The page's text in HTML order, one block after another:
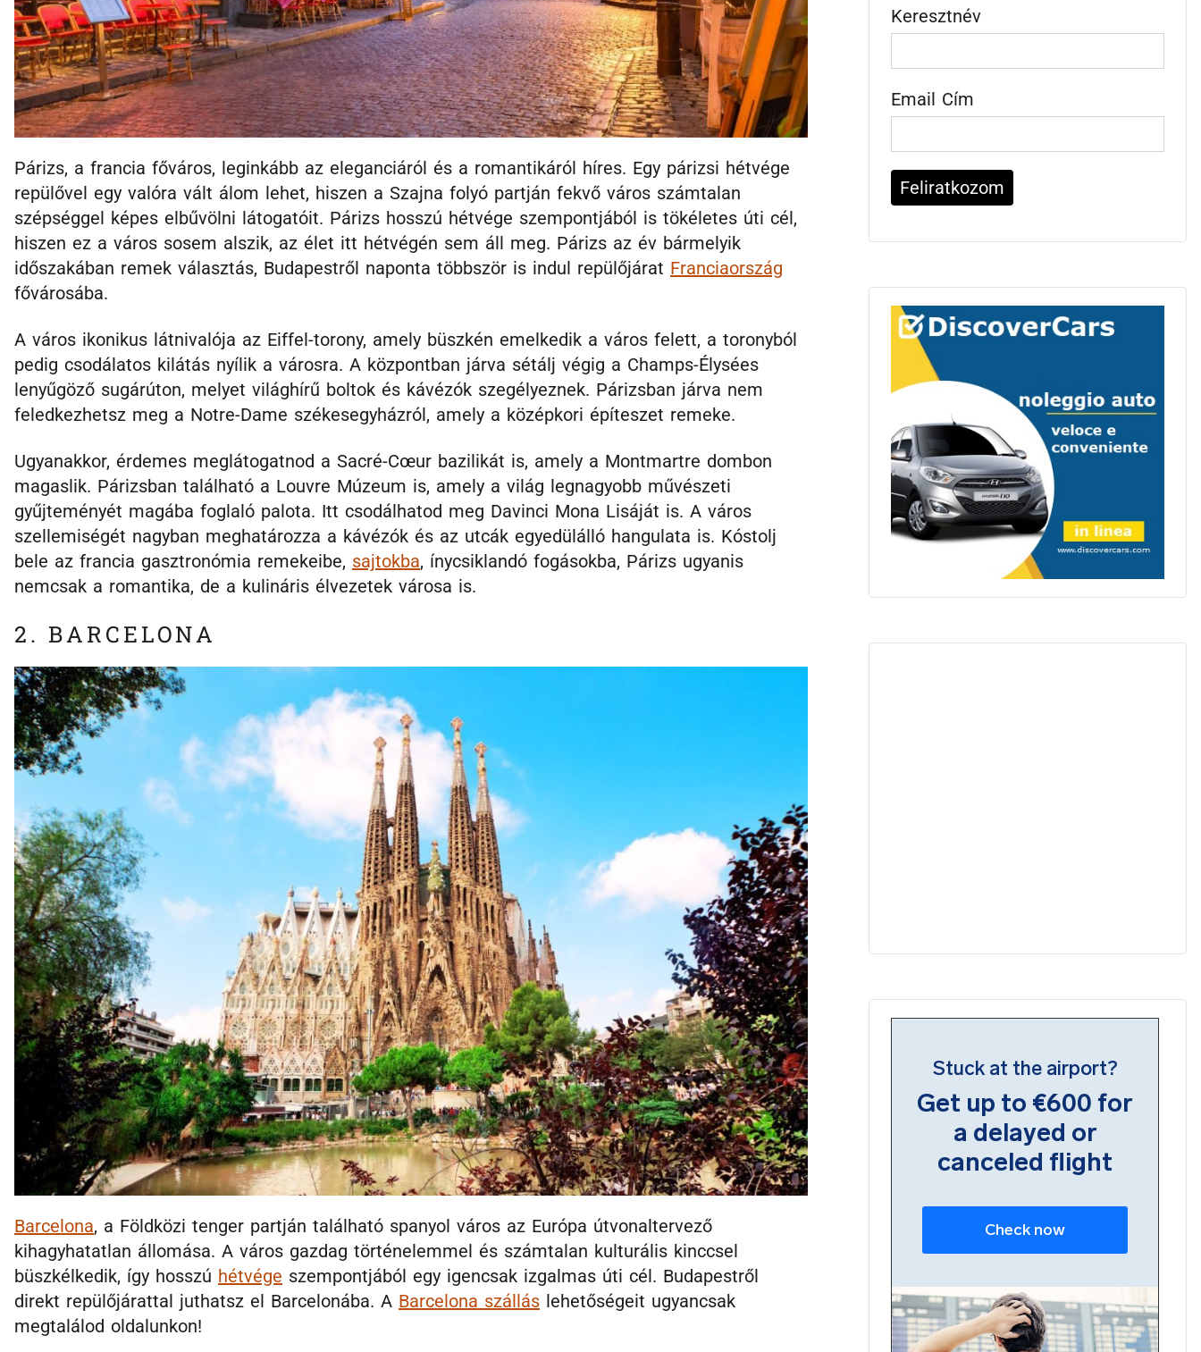
Párizs, a francia főváros, leginkább az eleganciáról és a romantikáról híres. Egy párizsi hétvége
repülővel egy valóra vált álom lehet, hiszen a Szajna folyó partján fekvő város számtalan
szépséggel képes elbűvölni látogatóit. Párizs hosszú hétvége szempontjából is tökéletes úti cél,
hiszen ez a város sosem alszik, az élet itt hétvégén sem áll meg. Párizs az év bármelyik
időszakában remek választás, Budapestről naponta többször is indul repülőjárat Franciaország
fővárosába.
A város ikonikus látnivalója az Eiffel-torony, amely büszkén emelkedik a város felett, a toronyból
pedig csodálatos kilátás nyílik a városra. A központban járva sétálj végig a Champs-Élysées
lenyűgöző sugárúton, melyet világhírű boltok és kávézók szegélyeznek. Párizsban járva nem
feledkezhetsz meg a Notre-Dame székesegyházról, amely a középkori építeszet remeke.
Ugyanakkor, érdemes meglátogatnod a Sacré-Cœur bazilikát is, amely a Montmartre dombon
magaslik. Párizsban található a Louvre Múzeum is, amely a világ legnagyobb művészeti
gyűjteményét magába foglaló palota. Itt csodálhatod meg Davinci Mona Lisáját is. A város
szellemiségét nagyban meghatározza a kávézók és az utcák egyedülálló hangulata is. Kóstolj
bele az francia gasztronómia remekeibe, sajtokba, ínycsiklandó fogásokba, Párizs ugyanis
nemcsak a romantika, de a kulináris élvezetek városa is.
2. BARCELONA
Barcelona, a Földközi tenger partján található spanyol város az Európa útvonaltervező
kihagyhatatlan állomása. A város gazdag történelemmel és számtalan kulturális kinccsel
büszkélkedik, így hosszú hétvége szempontjából egy igencsak izgalmas úti cél. Budapestről
direkt repülőjárattal juthatsz el Barcelonába. A Barcelona szállás lehetőségeit ugyancsak
megtalálod oldalunkon!
Keresztnév
Email Cím